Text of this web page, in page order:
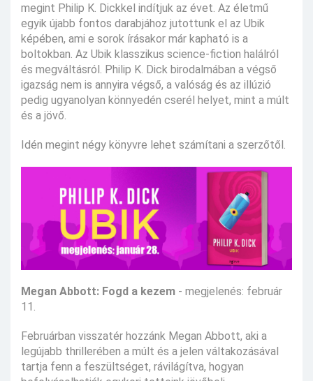
megint Philip K. Dickkel indítjuk az évet. Az életmű
egyik újabb fontos darabjához jutottunk el az Ubik
képében, ami e sorok írásakor már kapható is a
boltokban. Az Ubik klasszikus science-fiction halálról
és megváltásról. Philip K. Dick birodalmában a végső
igazság nem is annyira végső, a valóság és az illúzió
pedig ugyanolyan könnyedén cserél helyet, mint a múlt
és a jövő.
Idén megint négy könyvre lehet számítani a szerzőtől.
Megan Abbott: Fogd a kezem - megjelenés: február
11.
Februárban visszatér hozzánk Megan Abbott, aki a
legújabb thrillerében a múlt és a jelen váltakozásával
tartja fenn a feszültséget, rávilágítva, hogyan